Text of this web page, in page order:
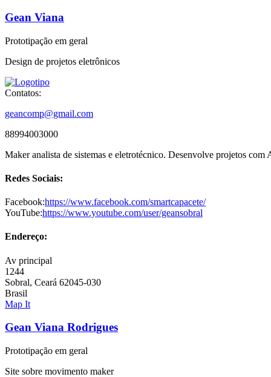
Gean Viana
Prototipação em geral
Design de projetos eletrônicos
Contatos:
geancomp@gmail.com
88994003000
Maker analista de sistemas e eletrotécnico. Desenvolve projetos com
Redes Sociais:
Facebook:https://www.facebook.com/smartcapacete/
YouTube:https://www.youtube.com/user/geansobral
Endereço:
Av principal
1244
Sobral, Ceará 62045-030
Brasil
Map It
Gean Viana Rodrigues
Prototipação em geral
Site sobre movimento maker